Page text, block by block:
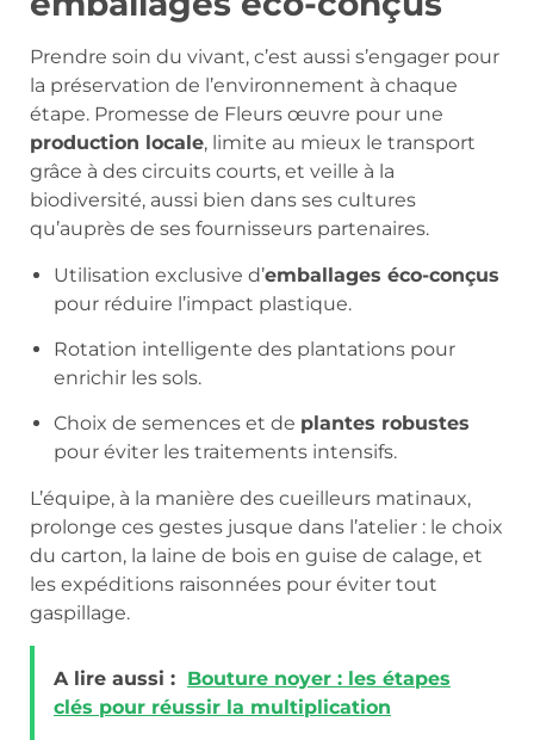
Prendre soin du vivant, c’est aussi s’engager pour
la préservation de l’environnement à chaque
étape. Promesse de Fleurs œuvre pour une
production locale, limite au mieux le transport
grâce à des circuits courts, et veille à la
biodiversité, aussi bien dans ses cultures
qu’auprès de ses fournisseurs partenaires.
Utilisation exclusive d’emballages éco-conçus
pour réduire l’impact plastique.
Rotation intelligente des plantations pour
enrichir les sols.
Choix de semences et de plantes robustes
pour éviter les traitements intensifs.
L’équipe, à la manière des cueilleurs matinaux,
prolonge ces gestes jusque dans l’atelier : le choix
du carton, la laine de bois en guise de calage, et
les expéditions raisonnées pour éviter tout
gaspillage.
A lire aussi : Bouture noyer : les étapes
clés pour réussir la multiplication